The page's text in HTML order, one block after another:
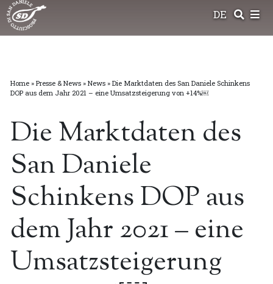
Skip
content
DE
Home» Presse & News» News» Die Marktdaten des San Daniele Schinkens
DOP aus dem Jahr 2021 – eine Umsatzsteigerung von +14%￼
Die Marktdaten des
San Daniele
Schinkens DOP aus
dem Jahr 2021 – eine
Umsatzsteigerung